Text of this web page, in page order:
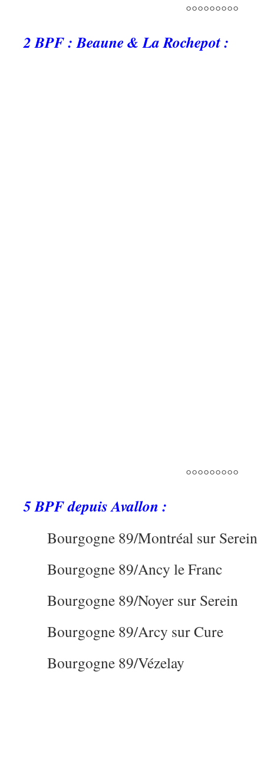
°°°°°°°°°
2 BPF : Beaune & La Rochepot :
°°°°°°°°°
5 BPF depuis Avallon :
Bourgogne 89/Montréal sur Serein
Bourgogne 89/Ancy le Franc
Bourgogne 89/Noyer sur Serein
Bourgogne 89/Arcy sur Cure
Bourgogne 89/Vézelay